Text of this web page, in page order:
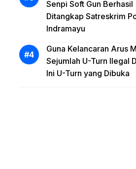
Senpi Soft Gun Berhasil
Ditangkap Satreskrim
Indramayu
Guna Kelancaran Arus
Sejumlah U-Turn Ilegal
Ini U-Turn yang Dibuka